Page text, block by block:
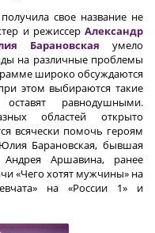
получила свое название не
и режиссер Александр
Барановская умело
на различные проблемы
широко обсуждаются
этом выбираются такие
равнодушными.
областей открыто
всячески помочь героям
Барановская, бывшая
Андрея Аршавина, ранее
«Чего хотят мужчины» на
на «России 1» и